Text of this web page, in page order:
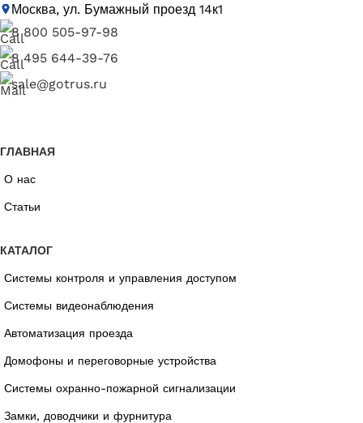
Москва, ул. Бумажный проезд 14к1
8 800 505-97-98
8 495 644-39-76
sale@gotrus.ru
ГЛАВНАЯ
О нас
Статьи
КАТАЛОГ
Системы контроля и управления доступом
Системы видеонаблюдения
Автоматизация проезда
Домофоны и переговорные устройства
Системы охранно-пожарной сигнализации
Замки, доводчики и фурнитура